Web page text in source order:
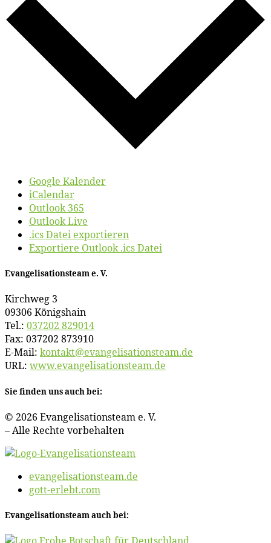
Google Kalender
iCalendar
Outlook 365
Outlook Live
.ics Datei exportieren
Exportiere Outlook .ics Datei
Evan­ge­li­sa­ti­ons­team e. V.
Kirch­weg 3
09306 Königshain
Tel.: 037202 829014
Fax: 037202 873910
E‑Mail: kontakt@​evangelisationsteam.​de
URL: www​.evan​ge​li​sa​ti​ons​team​.de
Sie fin­den uns auch bei:
© 2026 Evan­ge­li­sa­ti­ons­team e. V.
– Al­le Rech­te vorbehalten
evangelisationsteam.de
gott-erlebt.com
Evan­ge­li­sa­ti­ons­team auch bei: